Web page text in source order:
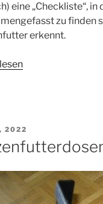
eine „Checkliste“,
zu finden
erkennt.
2022